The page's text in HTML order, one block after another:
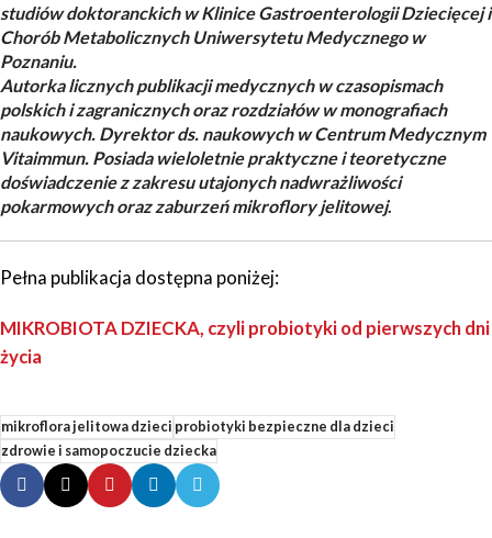
studiów doktoranckich w Klinice Gastroenterologii Dziecięcej i
Chorób Metabolicznych Uniwersytetu Medycznego w
Poznaniu.
Autorka licznych publikacji medycznych w czasopismach
polskich i zagranicznych oraz rozdziałów w monografiach
naukowych. Dyrektor ds. naukowych w Centrum Medycznym
Vitaimmun. Posiada wieloletnie praktyczne i teoretyczne
doświadczenie z zakresu utajonych nadwrażliwości
pokarmowych oraz zaburzeń mikroflory jelitowej.
Pełna publikacja dostępna poniżej:
MIKROBIOTA DZIECKA, czyli probiotyki od pierwszych dni
życia
mikroflora jelitowa dzieci probiotyki bezpieczne dla dzieci
zdrowie i samopoczucie dziecka